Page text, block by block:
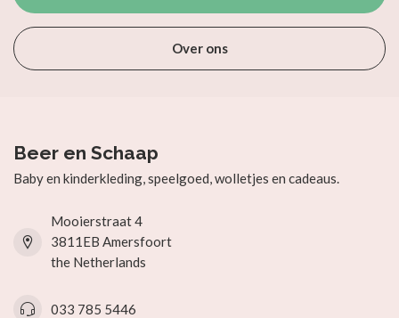
Over ons
Beer en Schaap
Baby en kinderkleding, speelgoed, wolletjes en cadeaus.
Mooierstraat 4
3811EB Amersfoort
the Netherlands
033 785 5446